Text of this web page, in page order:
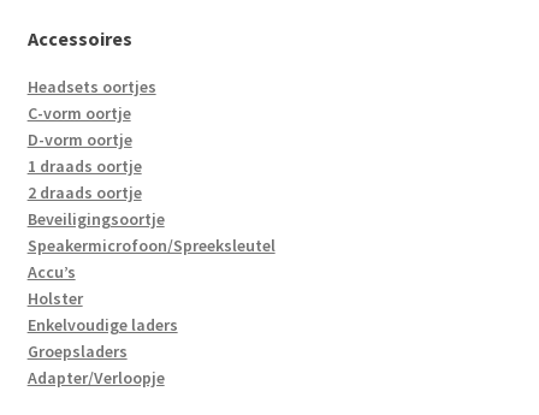
Accessoires
Headsets oortjes
C-vorm oortje
D-vorm oortje
1 draads oortje
2 draads oortje
Beveiligingsoortje
Speakermicrofoon/Spreeksleutel
Accu’s
Holster
Enkelvoudige laders
Groepsladers
Adapter/Verloopje